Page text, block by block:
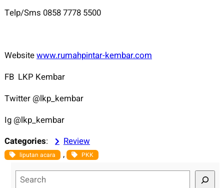
Telp/Sms 0858 7778 5500
Websitewww.rumahpintar-kembar.com
FB LKP Kembar
Twitter @lkp_kembar
Ig @lkp_kembar
Categories: Review
liputan acara , PKK